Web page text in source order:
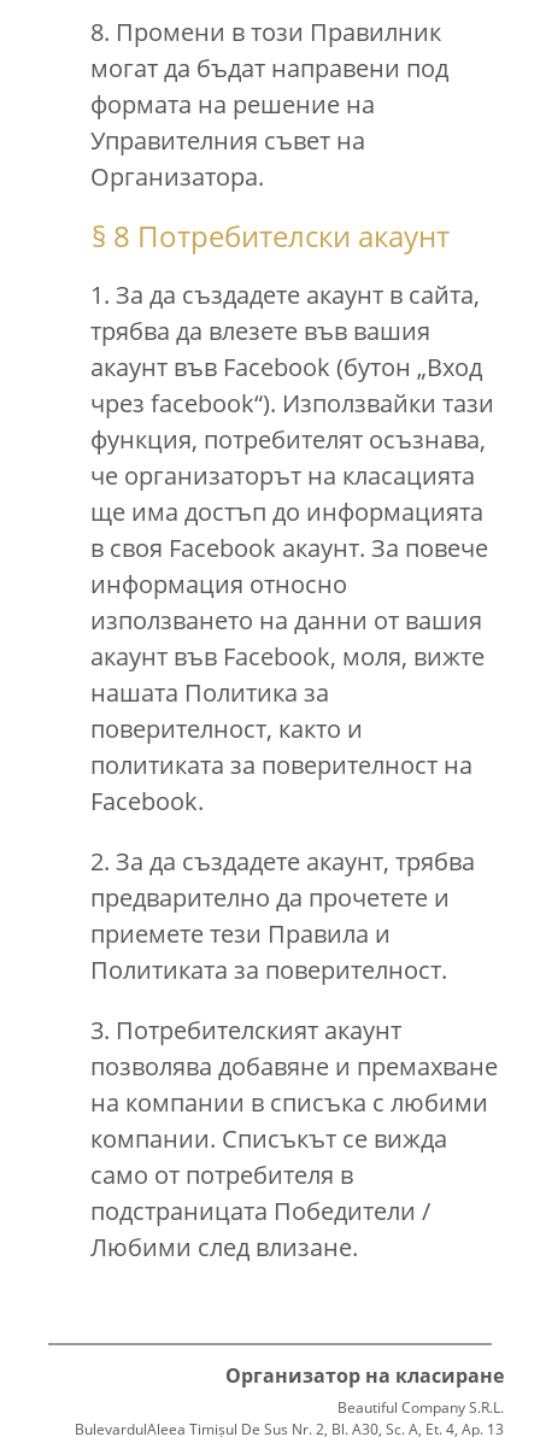
8. Промени в този Правилник
могат да бъдат направени под
формата на решение на
Управителния съвет на
Организатора.
§ 8 Потребителски акаунт
1. За да създадете акаунт в сайта,
трябва да влезете във вашия
акаунт във Facebook (бутон „Вход
чрез facebook“). Използвайки тази
функция, потребителят осъзнава,
че организаторът на класацията
ще има достъп до информацията
в своя Facebook акаунт. За повече
информация относно
използването на данни от вашия
акаунт във Facebook, моля, вижте
нашата Политика за
поверителност, както и
политиката за поверителност на
Facebook.
2. За да създадете акаунт, трябва
предварително да прочетете и
приемете тези Правила и
Политиката за поверителност.
3. Потребителският акаунт
позволява добавяне и премахване
на компании в списъка с любими
компании. Списъкът се вижда
само от потребителя в
подстраницата Победители /
Любими след влизане.
Организатор на класиране
Beautiful Company S.R.L.
BulevardulAleea Timișul De Sus Nr. 2, Bl. A30, Sc. A, Et. 4, Ap. 13